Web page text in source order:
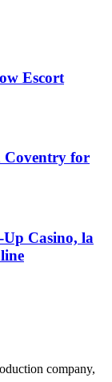
Escort
Coventry for
Casino, la
company,